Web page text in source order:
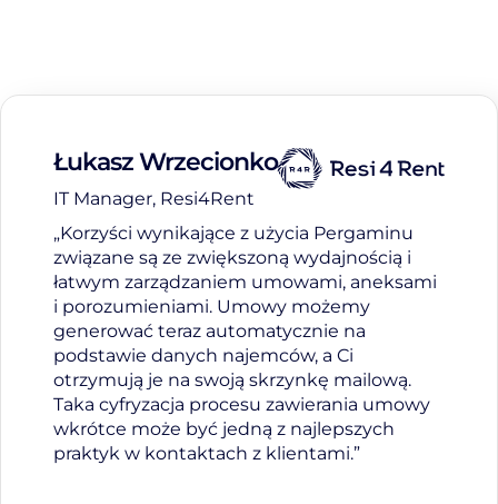
Łukasz Wrzecionko
IT Manager, Resi4Rent
„Korzyści wynikające z użycia Pergaminu
związane są ze zwiększoną wydajnością i
łatwym zarządzaniem umowami, aneksami
i porozumieniami. Umowy możemy
generować teraz automatycznie na
podstawie danych najemców, a Ci
otrzymują je na swoją skrzynkę mailową.
Taka cyfryzacja procesu zawierania umowy
wkrótce może być jedną z najlepszych
praktyk w kontaktach z klientami.”